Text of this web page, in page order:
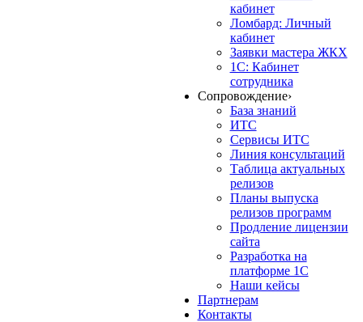
кабинет
Ломбард: Личный
кабинет
Заявки мастера ЖКХ
1С: Кабинет
сотрудника
Сопровождение›
База знаний
ИТС
Сервисы ИТС
Линия консультаций
Таблица актуальных
релизов
Планы выпуска
релизов программ
Продление лицензии
сайта
Разработка на
платформе 1С
Наши кейсы
Партнерам
Контакты